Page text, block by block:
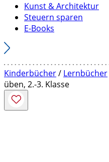
Kunst & Architektur
Steuern sparen
E-Books
Kinderbücher/ Lernbücher
üben, 2.-3. Klasse